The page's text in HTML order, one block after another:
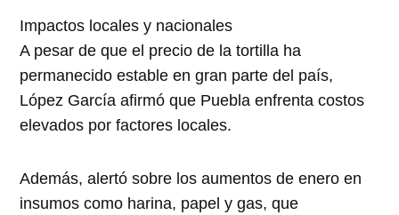
Impactos locales y nacionales
A pesar de que el precio de la tortilla ha
permanecido estable en gran parte del país,
López García afirmó que Puebla enfrenta costos
elevados por factores locales.
Además, alertó sobre los aumentos de enero en
insumos como harina, papel y gas, que